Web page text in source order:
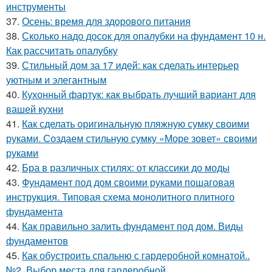
инструменты
37. Осень: время для здорового питания
38. Сколько надо досок для опалубки на фундамент 10 н.
Как рассчитать опалубку
39. Стильный дом за 17 идей: как сделать интерьер
уютным и элегантным
40. Кухонный фартук: как выбрать лучший вариант для
вашей кухни
41. Как сделать оригинальную пляжную сумку своими
руками. Создаем стильную сумку «Море зовет» своими
руками
42. Бра в различных стилях: от классики до моды
43. Фундамент под дом своими руками пошаговая
инструкция. Типовая схема монолитного плитного
фундамента
44. Как правильно залить фундамент под дом. Виды
фундаментов
45. Как обустроить спальню с гардеробной комнатой..